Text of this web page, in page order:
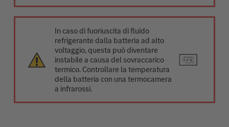
In caso di fuoriuscita di fluido
refrigerante dalla batteria ad alto
voltaggio, questa può diventare
instabile a causa del sovraccarico
termico. Controllare la temperatura
della batteria con una termocamera
a infrarossi.